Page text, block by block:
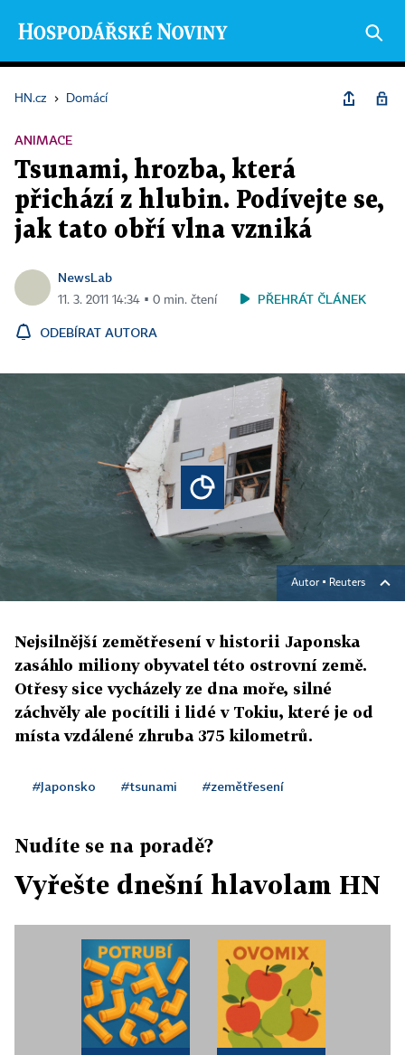
HN.cz › Domácí
ANIMACE
Tsunami, hrozba, která
přichází z hlubin. Podívejte se,
jak tato obří vlna vzniká
NewsLab
11. 3. 2011 14:34 ▪ 0 min. čtení PŘEHRÁT ČLÁNEK
ODEBÍRAT AUTORA
Autor ▪ Reuters
Nejsilnější zemětřesení v historii Japonska
zasáhlo miliony obyvatel této ostrovní země.
Otřesy sice vycházely ze dna moře, silné
záchvěly ale pocítili i lidé v Tokiu, které je od
místa vzdálené zhruba 375 kilometrů.
#Japonsko #tsunami #zemětřesení
Nudíte se na poradě?
Vyřešte dnešní hlavolam HN